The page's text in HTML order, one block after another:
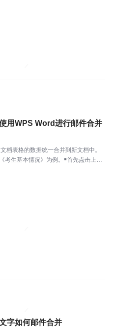
用WPS Word进行邮件合并
档表格的数据统一合并到新文档中。
考生基本情况》为例。￭首先点击上方
字如何邮件合并